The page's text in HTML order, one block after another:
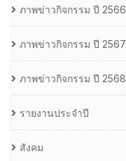
ภาพข่าวกิจกรรม ปี 2566
ภาพข่าวกิจกรรม ปี 2567
ภาพข่าวกิจกรรม ปี 2568
รายงานประจำปี
สังคม